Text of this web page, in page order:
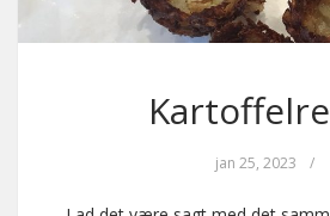
jan 25, 2023 /